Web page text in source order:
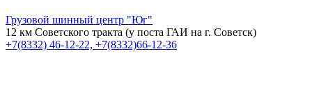
Грузовой шинный центр "Юг"
12 км Советского тракта (у поста ГАИ на г. Советск)
+7(8332) 46-12-22, +7(8332)66-12-36